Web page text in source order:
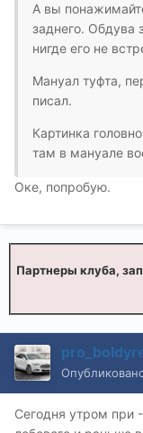
А вы
заднего. Обдува
нигде его не
Мануал туфта,
писал.
Картинка
там в мануале
Оке, попробую.
Партнеры клуба,
Сегодня утром при